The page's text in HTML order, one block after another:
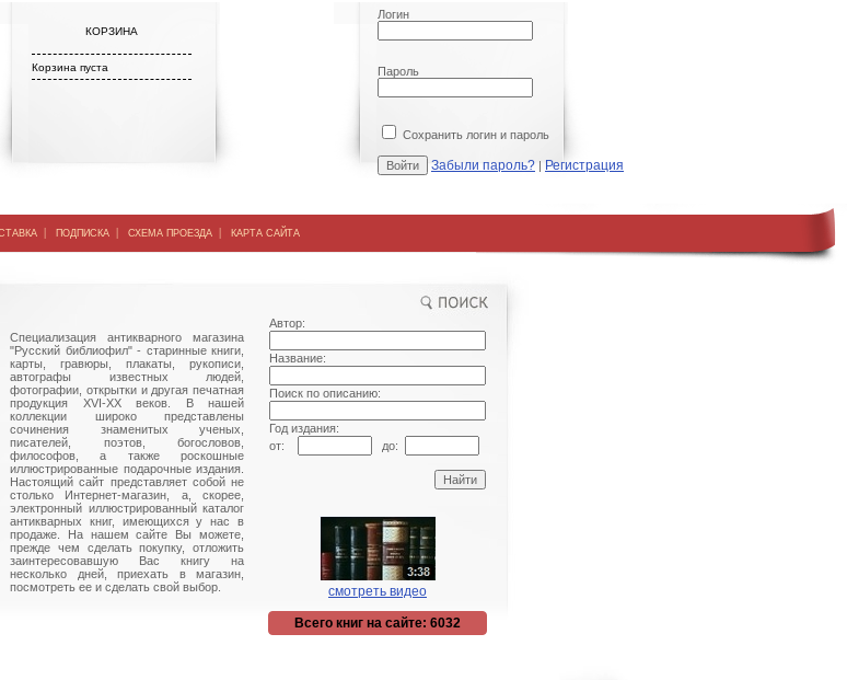
КОРЗИНА
Корзина пуста
Логин
Пароль
Сохранить логин и пароль
Забыли пароль? | Регистрация
| ПОДПИСКА | СХЕМА ПРОЕЗДА | КАРТА САЙТА
Специализация антикварного магазина
"Русский библиофил" - старинные книги,
карты, гравюры, плакаты, рукописи,
автографы известных людей,
фотографии, открытки и другая печатная
продукция XVI-XX веков. В нашей
коллекции широко представлены
сочинения знаменитых ученых,
писателей, поэтов, богословов,
философов, а также роскошные
иллюстрированные подарочные издания.
Настоящий сайт представляет собой не
столько Интернет-магазин, а, скорее,
электронный иллюстрированный каталог
антикварных книг, имеющихся у нас в
продаже. На нашем сайте Вы можете,
прежде чем сделать покупку, отложить
заинтересовавшую Вас книгу на
несколько дней, приехать в магазин,
посмотреть ее и сделать свой выбор.
Автор:
Название:
Поиск по описанию:
Год издания:
от:
до:
смотреть видео
Всего книг на сайте: 6032